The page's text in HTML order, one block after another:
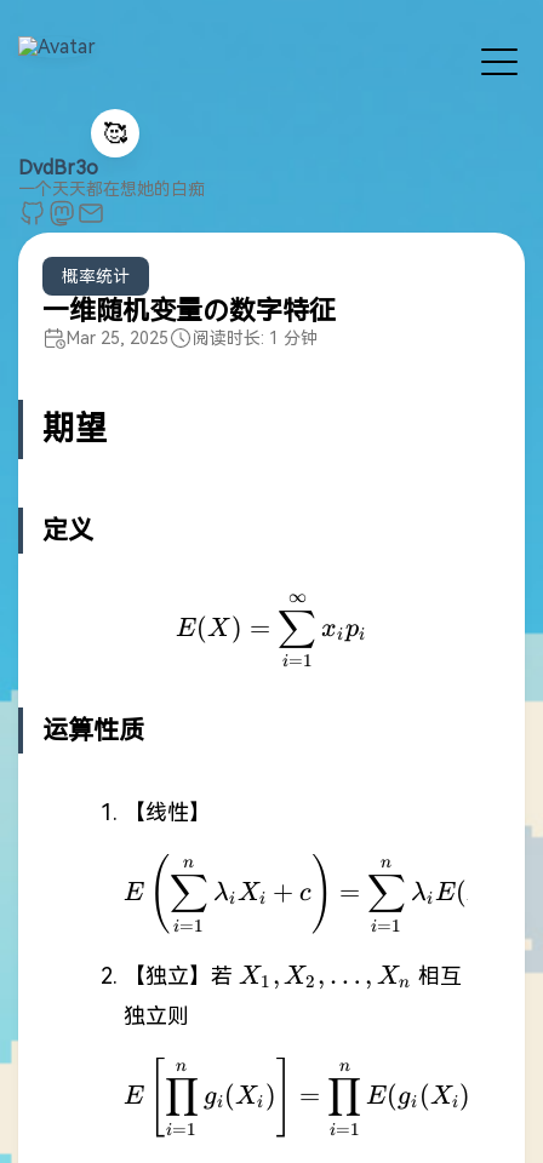
🥰
DvdBr3o
一个天天都在想她的白痴
概率统计
一维随机变量の数字特征
Mar 25, 2025 阅读时长: 1 分钟
期望
定义
E(X) =
i=1
∑
∞
xipi
运算性质
【线性】
E\left(
E ( i=1
∑
n
λiXi + c) =
i=1
∑
n
λiE(X
【独立】若 X_{1},
X_{n}
X1 , X2 , … , Xn 相互
独立则
E\left[
E
i=1
∏
n
gi (Xi ) =
i=1
∏
n
E(gi (Xi))